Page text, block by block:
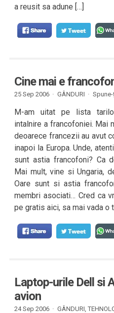
a reusit sa adune […]
Cine mai e
25 Sep 2006 · GÂNDURI ·
M-am uitat pe lista
intalnire a francofoniei. Mai
deoarece francezii au avut
inapoi la Europa. Unde,
sunt astia francofoni? Ca
Mai mult, vine si Ungaria,
Oare sunt si astia
membri asociati… Cred ca
pe gratis aici, sa mai vada o
Laptop-urile Dell si
avion
24 Sep 2006 · GÂNDURI,